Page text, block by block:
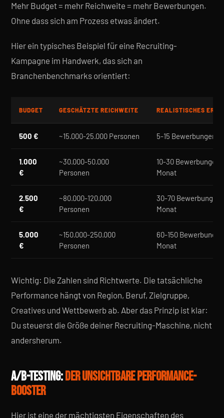
Mehr Budget = mehr Reichweite = mehr Bewerbungen.
Ohne dass sich am Prozess etwas ändert.
Hier ein typisches Beispiel für eine Recruiting-
Kampagne im Handwerk, das sich an
Branchenbenchmarks orientiert:
BUDGET GESCHÄTZTE REICHWEITE REALISTISCHES
500 € ~15.000-25.000 Personen 5-15 Bewerbungen /
1.000
€
~30.000-50.000
Personen
10-30 Bewerbungen /
Monat
2.500
€
~80.000-120.000
Personen
30-70 Bewerbungen
Monat
5.000
€
~150.000-250.000
Personen
60-150
Monat
Wichtig: Die Zahlen sind Richtwerte. Die tatsächliche
Performance hängt von Region, Beruf, Zielgruppe,
Creatives und Wettbewerb ab. Aber das Prinzip ist klar:
Du steuerst die Größe deiner Recruiting-Maschine, nicht
andersherum.
A/B-TESTING:DER UNSICHTBARE PERFORMANCE-
BOOSTER
Hier ist eine der mächtigsten Eigenschaften des